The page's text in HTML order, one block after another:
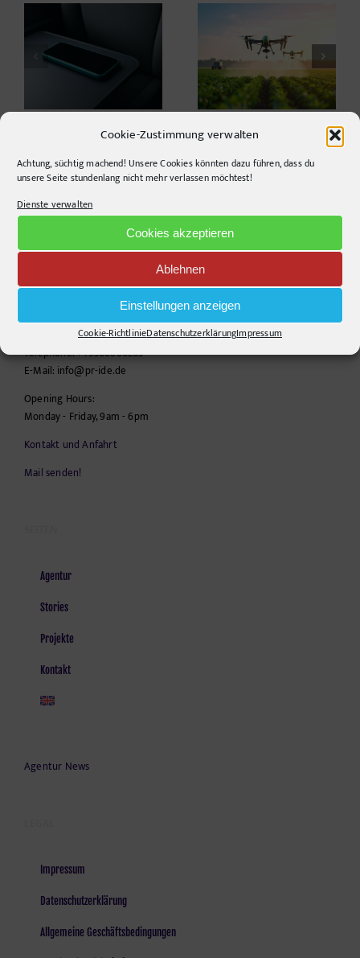
Cookie-Zustimmung verwalten
Achtung, süchtig machend! Unsere Cookies könnten dazu führen, dass du
unsere Seite stundenlang nicht mehr verlassen möchtest!
Dienste verwalten
Cookies akzeptieren
Ablehnen
Einstellungen anzeigen
Cookie-RichtlinieDatenschutzerklärungImpressum
Leichter denken: Die
neue Leichtigkeit der
AID – Artificial
Industrial Design?
10555Berlin
Telephone:+49306860203
E-Mail: info@pr-ide.de
Opening Hours:
Monday - Friday, 9am - 6pm
Kontakt und Anfahrt
Mail senden!
Agentur
Stories
Projekte
Kontakt
Agentur News
Impressum
Datenschutzerklärung
Allgemeine Geschäftsbedingungen